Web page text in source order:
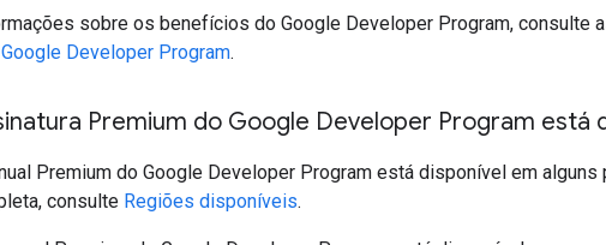
sobre os benefícios do Google Developer Program, consulte
Developer Program.
Premium do Google Developer Program está
Premium do Google Developer Program está disponível em
consulte Regiões disponíveis.